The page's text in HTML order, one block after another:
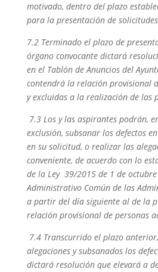
motivado, dentro del plazo
para la presentación de
7.2 Terminado el plazo de
órgano convocante dictará
en el Tablón de Anuncios del
contendrá la relación provisional
y excluidas a la realización de las
7.3 Los y las aspirantes podrán,
exclusión, subsanar los defectos
en su solicitud, o realizar las
conveniente, de acuerdo con lo
de la Ley 39/2015 de 1 de
Administrativo Común de las
a partir del día siguiente al de la
relación provisional de personas
7.4 Transcurrido el plazo
alegaciones y subsanados los
dictará resolución que elevará a